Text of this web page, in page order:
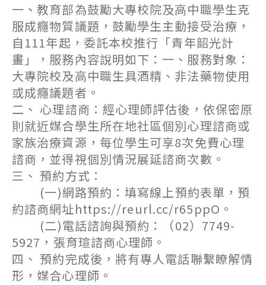
一、教育部為鼓勵大專校院及高中職學生克
服成癮物質議題，鼓勵學生主動接受治療，
自111年起，委託本校推行「青年韶光計
畫」，服務內容說明如下：一、服務對象：
大專院校及高中職生具酒精、非法藥物使用
或成癮議題者。
二、 心理諮商：經心理師評估後，依保密原
則就近媒合學生所在地社區個別心理諮商或
家族治療資源，每位學生可享8次免費心理
諮商，並得視個別情況展延諮商次數。
三、 預約方式：
(一)網路預約：填寫線上預約表單，預
約諮商網址https://reurl.cc/r65ppO。
(二)電話諮詢與預約：（02）7749-
5927，張育瑄諮商心理師。
四、 預約完成後，將有專人電話聯繫瞭解情
形，媒合心理師。